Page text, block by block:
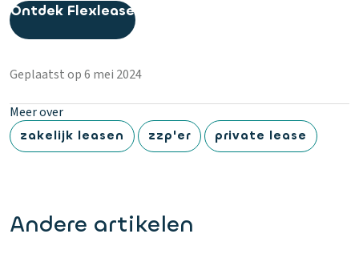
Ontdek Flexlease
Geplaatst op 6 mei 2024
Meer over
zakelijk leasen zzp'er private lease
Andere artikelen